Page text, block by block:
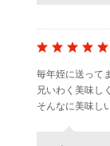
毎年姪に送って
兄いわく美味し
そんなに美味し